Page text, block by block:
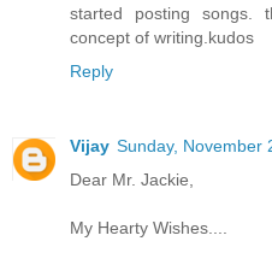
started posting songs.
concept of writing.kudos
Reply
Vijay Sunday, November
Dear Mr. Jackie,
My Hearty Wishes....